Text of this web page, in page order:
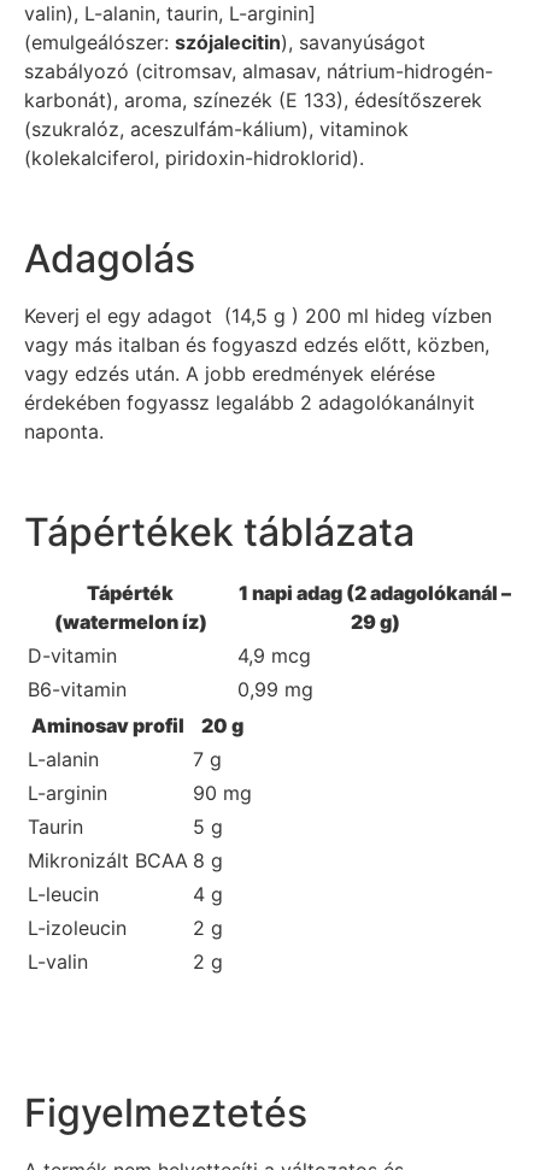
valin), L-alanin, taurin, L-arginin]
(emulgeálószer: szójalecitin), savanyúságot
szabályozó (citromsav, almasav, nátrium-hidrogén-
karbonát), aroma, színezék (E 133), édesítőszerek
(szukralóz, aceszulfám-kálium), vitaminok
(kolekalciferol, piridoxin-hidroklorid).
Adagolás
Keverj el egy adagot (14,5 g ) 200 ml hideg vízben
vagy más italban és fogyaszd edzés előtt, közben,
vagy edzés után. A jobb eredmények elérése
érdekében fogyassz legalább 2 adagolókanálnyit
naponta.
Tápértékek táblázata
Tápérték
(watermelon íz)
1 napi adag (2 adagolókanál –
29 g)
D-vitamin
4,9 mcg
B6-vitamin
0,99 mg
Aminosav profil
20 g
L-alanin
7 g
L-arginin
90 mg
Taurin
5 g
Mikronizált BCAA 8 g
L-leucin
4 g
L-izoleucin
2 g
L-valin
2 g
Figyelmeztetés